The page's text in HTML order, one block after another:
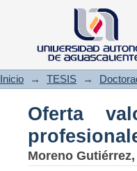
Oferta
Inicio → TESIS →
Oferta
Moreno